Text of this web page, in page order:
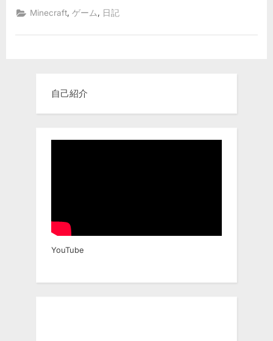
た
の
ク
ラ
ト
Minecraft,ゲーム, 日記
自己紹介
YouTube